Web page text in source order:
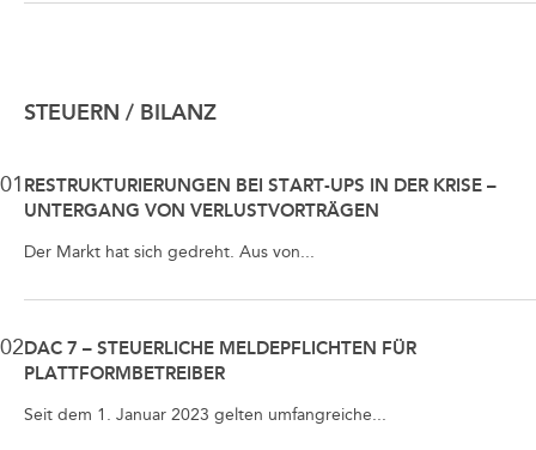
STEUERN / BILANZ
01 RESTRUKTURIERUNGEN BEI START-UPS IN DER KRISE –
UNTERGANG VON VERLUSTVORTRÄGEN
Der Markt hat sich gedreht. Aus von...
02DAC 7 – STEUERLICHE MELDEPFLICHTEN FÜR
PLATTFORMBETREIBER
Seit dem 1. Januar 2023 gelten umfangreiche...